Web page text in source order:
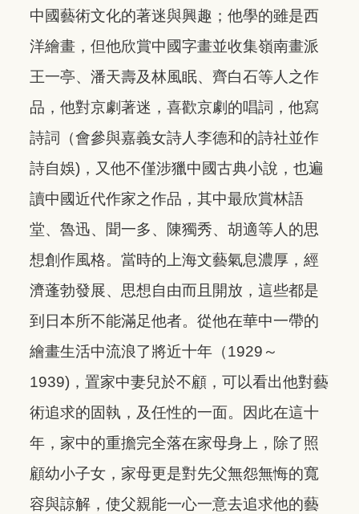
中國藝術文化的著迷與興趣；他學的雖是西
洋繪畫，但他欣賞中國字畫並收集嶺南畫派
王一亭、潘天壽及林風眠、齊白石等人之作
品，他對京劇著迷，喜歡京劇的唱詞，他寫
詩詞（會參與嘉義女詩人李德和的詩社並作
詩自娛)，又他不僅涉獵中國古典小說，也遍
讀中國近代作家之作品，其中最欣賞林語
堂、魯迅、聞一多、陳獨秀、胡適等人的思
想創作風格。當時的上海文藝氣息濃厚，經
濟蓬勃發展、思想自由而且開放，這些都是
到日本所不能滿足他者。從他在華中一帶的
繪畫生活中流浪了將近十年（1929～
1939)，置家中妻兒於不顧，可以看出他對藝
術追求的固執，及任性的一面。因此在這十
年，家中的重擔完全落在家母身上，除了照
顧幼小子女，家母更是對先父無怨無悔的寬
容與諒解，使父親能一心一意去追求他的藝